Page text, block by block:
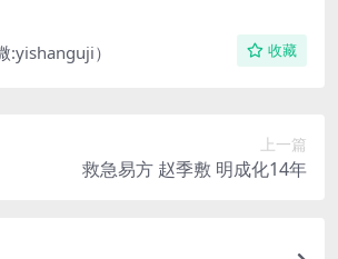
:yishanguji） 收藏
上一篇
救急易方 赵季敷 明成化14年